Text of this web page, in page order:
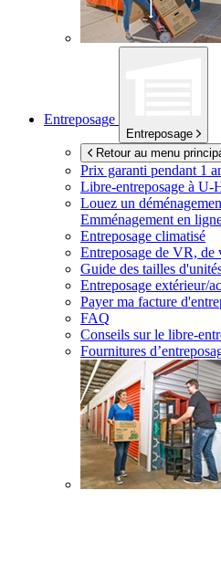
Entreposage
Entreposage
Retour au menu
Prix garanti pendant 1
Libre-entreposage à U-
Louez un
Emménagement en
Entreposage climatisé
Entreposage de VR, de
Guide des tailles
Entreposage extérieur/
Payer ma facture
FAQ
Conseils sur le libre-
Fournitures